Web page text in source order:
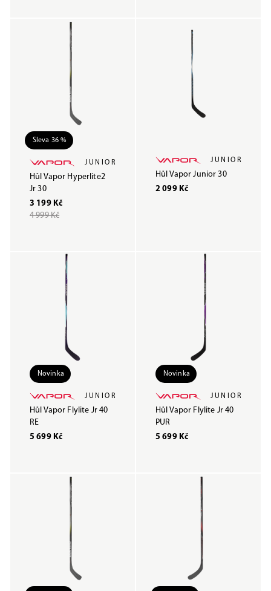
Sleva 36 %
JUNIOR
Hůl Vapor Hyperlite2
Jr 30
3 199 Kč
4 999 Kč
JUNIOR
Hůl Vapor Junior 30
2 099 Kč
Novinka
JUNIOR
Hůl Vapor Flylite Jr 40
RE
5 699 Kč
Novinka
JUNIOR
Hůl Vapor Flylite Jr 40
PUR
5 699 Kč